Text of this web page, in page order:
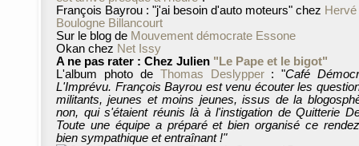
François Bayrou : "j'ai besoin d'auto moteurs" chez Hervé
Boulogne Billancourt
Sur le blog de Mouvement démocrate Essone
Okan chez Net Issy
A ne pas rater : Chez Julien "Le Pape et le bigot"
L'album photo de Thomas Deslypper: "Café
L'Imprévu. François Bayrou est venu écouter les
militants, jeunes et moins jeunes, issus de la
non, qui s'étaient réunis là à l'instigation de Quitterie
Toute une équipe a préparé et bien organisé ce
bien sympathique et entraînant !"